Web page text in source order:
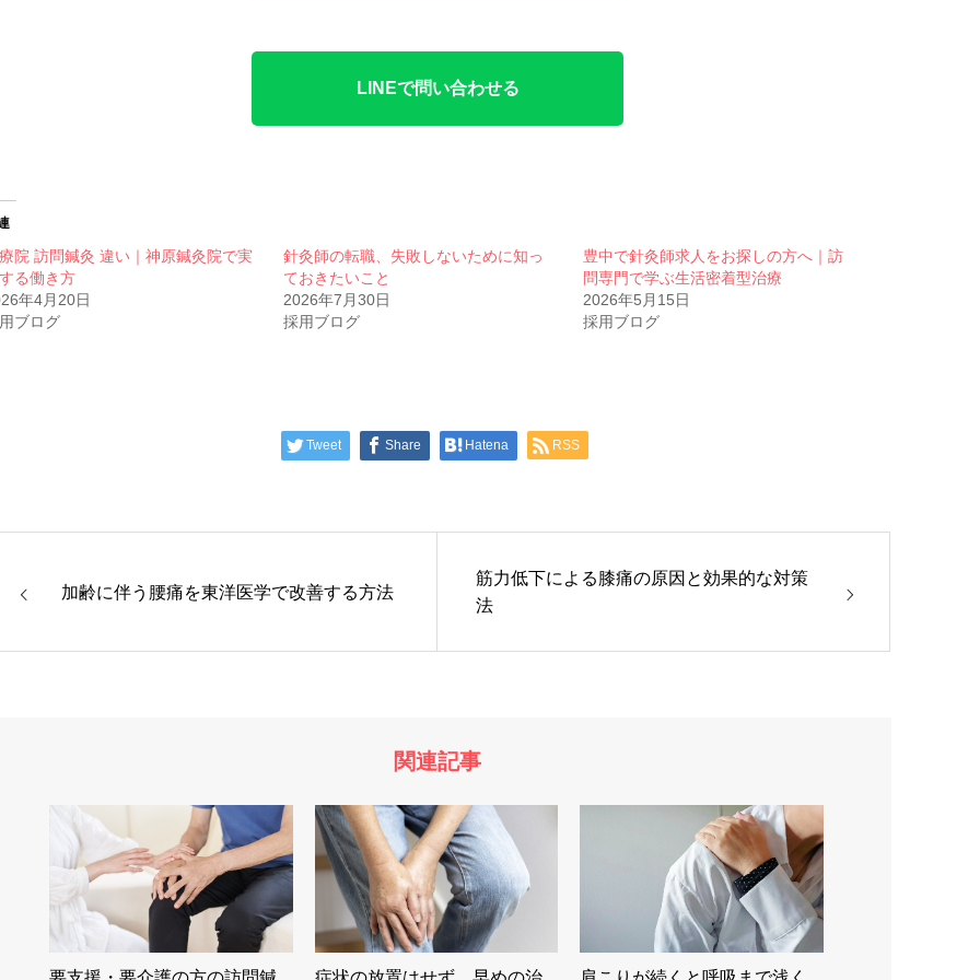
LINEで問い合わせる
院 訪問鍼灸 違い｜神原鍼灸院で実
る働き方
年4月20日
ブログ
針灸師の転職、失敗しないために知っ
ておきたいこと
2026年7月30日
採用ブログ
豊中で針灸師求人をお探しの方へ｜訪
問専門で学ぶ生活密着型治療
2026年5月15日
採用ブログ
Tweet Share Hatena RSS
加齢に伴う腰痛を東洋医学で改善する方法
筋力低下による膝痛の原因と効果的な対策
法
関連記事